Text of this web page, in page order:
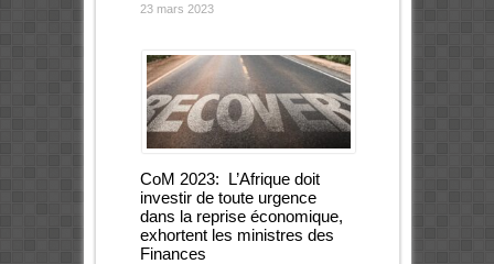
23 mars 2023
CoM 2023: L’Afrique doit
investir de toute urgence
dans la reprise économique,
exhortent les ministres des
Finances